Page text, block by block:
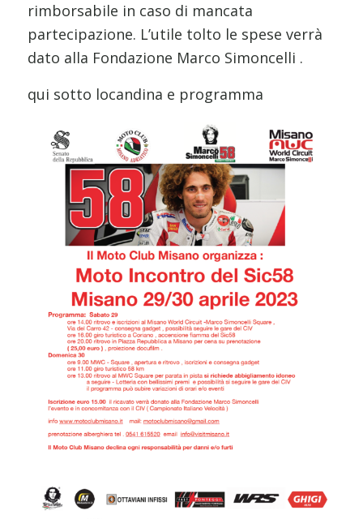
rimborsabile in caso di mancata
partecipazione. L’utile tolto le spese verrà
dato alla Fondazione Marco Simoncelli .
qui sotto locandina e programma